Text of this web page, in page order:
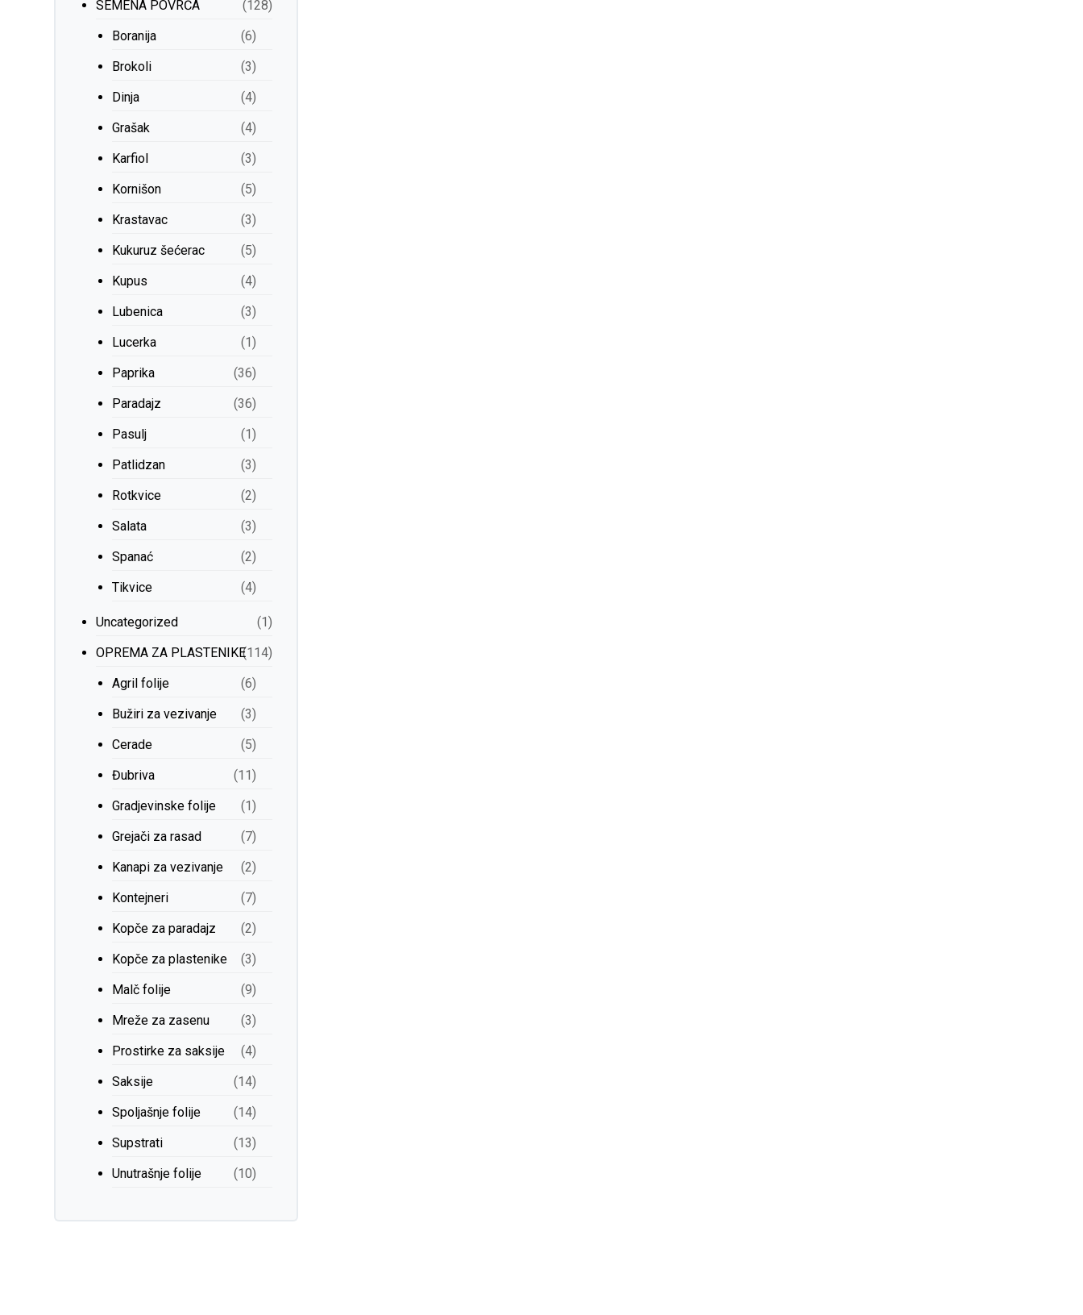
SEMENA POVRĆA
(128)
Boranija
(6)
Brokoli
(3)
Dinja
(4)
Grašak
(4)
Karfiol
(3)
Kornišon
(5)
Krastavac
(3)
Kukuruz šećerac
(5)
Kupus
(4)
Lubenica
(3)
Lucerka
(1)
Paprika
(36)
Paradajz
(36)
Pasulj
(1)
Patlidzan
(3)
Rotkvice
(2)
Salata
(3)
Spanać
(2)
Tikvice
(4)
Uncategorized
(1)
ОPREMA ZA PLASTENIKE(114)
Agril folije
(6)
Bužiri za vezivanje
(3)
Cerade
(5)
Đubriva
(11)
Gradjevinske folije
(1)
Grejači za rasad
(7)
Kanapi za vezivanje
(2)
Kontejneri
(7)
Kopče za paradajz
(2)
Kopče za plastenike
(3)
Malč folije
(9)
Mreže za zasenu
(3)
Prostirke za saksije
(4)
Saksije
(14)
Spoljašnje folije
(14)
Supstrati
(13)
Unutrašnje folije
(10)